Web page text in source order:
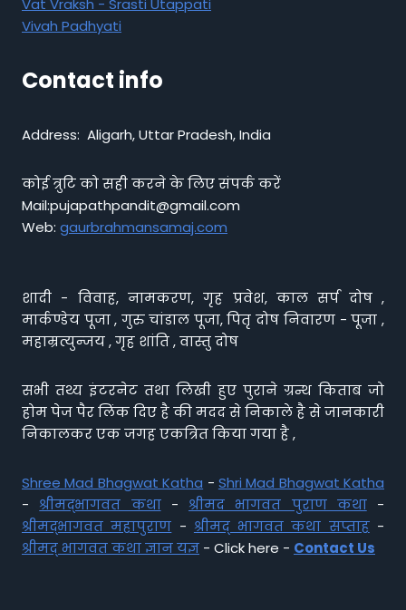
Vat Vraksh - Srasti Utappati
Vivah Padhyati
Contact info
Address: Aligarh, Uttar Pradesh, India
कोई त्रुटि को सही करने के लिए संपर्क करें
Mail:pujapathpandit@gmail.com
Web: gaurbrahmansamaj.com
शादी - विवाह, नामकरण, गृह प्रवेश, काल सर्प दोष ,
मार्कण्डेय पूजा , गुरु चांडाल पूजा, पितृ दोष निवारण - पूजा ,
महाम्रत्युन्जय , गृह शांति , वास्तु दोष
सभी तथ्य इंटरनेट तथा लिखी हुए पुराने ग्रन्थ किताब जो
होम पेज पैर लिंक दिए है की मदद से निकाले है से जानकारी
निकालकर एक जगह एकत्रित किया गया है ,
Shree Mad Bhagwat Katha - Shri Mad Bhagwat Katha
- श्रीमद्भागवत कथा- श्रीमद भागवत पुराण कथा-
श्रीमद्भागवत महापुराण - श्रीमद् भागवत कथा सप्ताह-
श्रीमद् भागवत कथा ज्ञान यज्ञ - Click here - Contact Us